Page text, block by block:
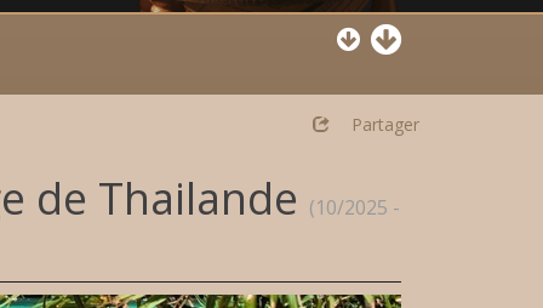
Partager
de Thailande (10/2025 -